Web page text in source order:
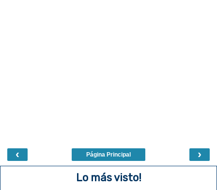
‹ ›
Página Principal
Lo más visto!